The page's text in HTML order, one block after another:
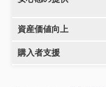
資産価値向上
購入者支援